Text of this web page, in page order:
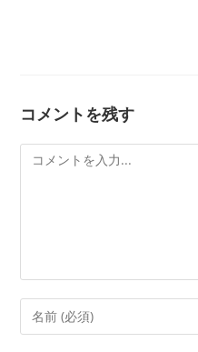
コメントを残す